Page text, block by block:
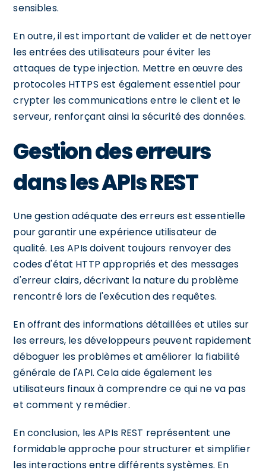
sensibles.
En outre, il est important de valider et de nettoyer
les entrées des utilisateurs pour éviter les
attaques de type injection. Mettre en œuvre des
protocoles HTTPS est également essentiel pour
crypter les communications entre le client et le
serveur, renforçant ainsi la sécurité des données.
Gestion des erreurs
dans les APIs REST
Une gestion adéquate des erreurs est essentielle
pour garantir une expérience utilisateur de
qualité. Les APIs doivent toujours renvoyer des
codes d'état HTTP appropriés et des messages
d'erreur clairs, décrivant la nature du problème
rencontré lors de l'exécution des requêtes.
En offrant des informations détaillées et utiles sur
les erreurs, les développeurs peuvent rapidement
déboguer les problèmes et améliorer la fiabilité
générale de l'API. Cela aide également les
utilisateurs finaux à comprendre ce qui ne va pas
et comment y remédier.
En conclusion, les APIs REST représentent une
formidable approche pour structurer et simplifier
les interactions entre différents systèmes. En